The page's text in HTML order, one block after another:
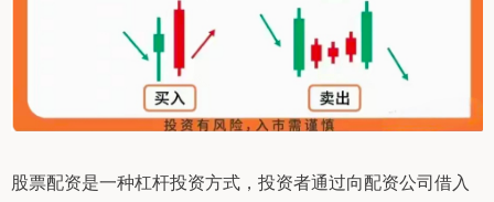
股票配资是一种杠杆投资方式，投资者通过向配资公司借入